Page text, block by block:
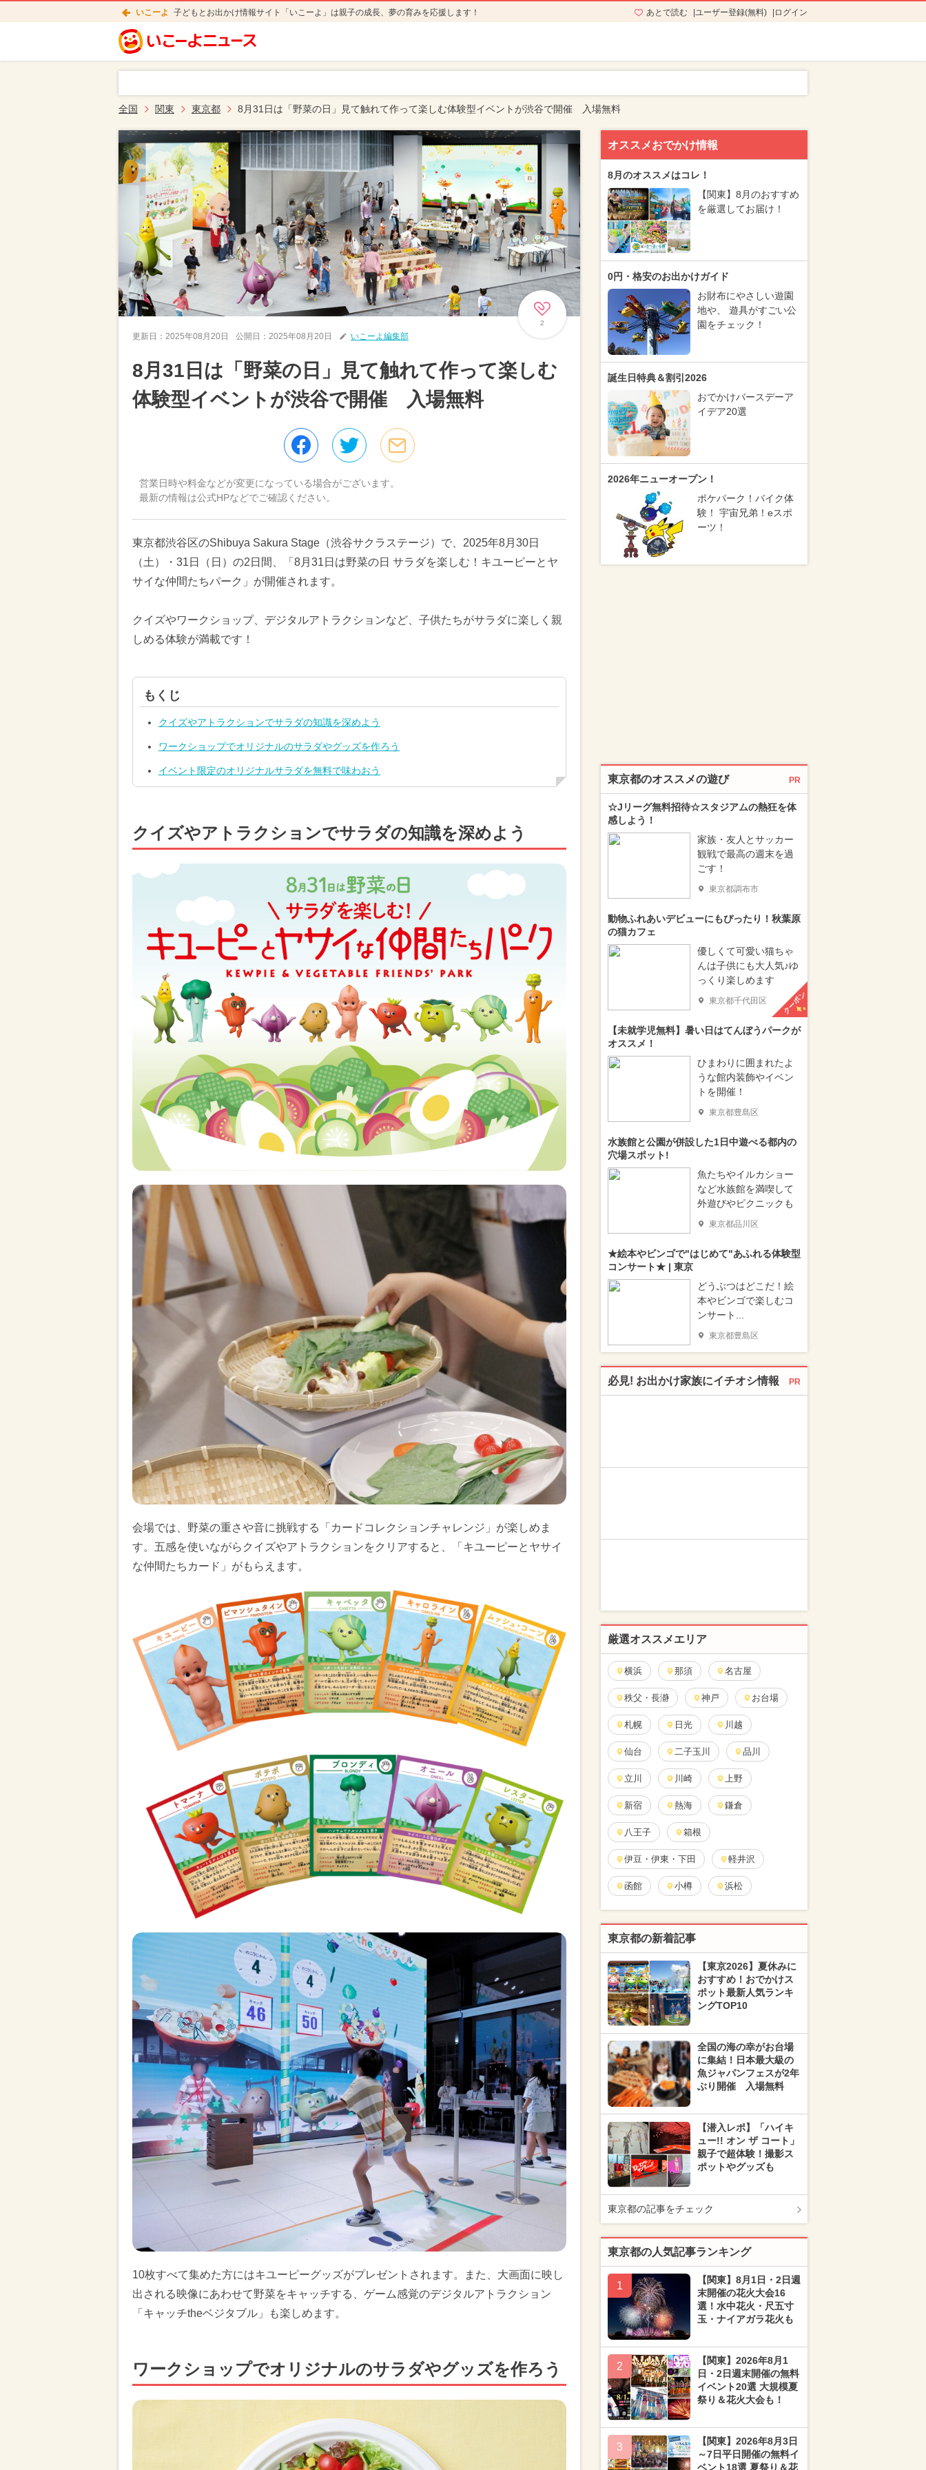
いこーよ 子どもとお出かけ情報サイト「いこーよ」は親子の成長、夢の育みを応援します！ あとで読む ユーザー登録(無料) ログイン
全国 関東 東京都 8月31日は「野菜の日」見て触れて作って楽しむ体験型イベントが渋谷で開催 入場無料
2
更新日： 2025年08月20日 公開日： 2025年08月20日 いこーよ編集部
8月31日は「野菜の日」見て触れて作って楽しむ
体験型イベントが渋谷で開催 入場無料
営業日時や料金などが変更になっている場合がございます。
最新の情報は公式HPなどでご確認ください。
東京都渋谷区のShibuya Sakura Stage（渋谷サクラステージ）で、2025年8月30日
（土）・31日（日）の2日間、「8月31日は野菜の日 サラダを楽しむ！キユーピーとヤ
サイな仲間たちパーク」が開催されます。
クイズやワークショップ、デジタルアトラクションなど、子供たちがサラダに楽しく親
しめる体験が満載です！
もくじ
クイズやアトラクションでサラダの知識を深めよう
ワークショップでオリジナルのサラダやグッズを作ろう
イベント限定のオリジナルサラダを無料で味わおう
クイズやアトラクションでサラダの知識を深めよう
会場では、野菜の重さや音に挑戦する「カードコレクションチャレンジ」が楽しめま
す。五感を使いながらクイズやアトラクションをクリアすると、「キユーピーとヤサイ
な仲間たちカード」がもらえます。
10枚すべて集めた方にはキユーピーグッズがプレゼントされます。また、大画面に映し
出される映像にあわせて野菜をキャッチする、ゲーム感覚のデジタルアトラクション
「キャッチtheベジタブル」も楽しめます。
ワークショップでオリジナルのサラダやグッズを作ろう
オススメおでかけ情報
8月のオススメはコレ！
【関東】8月のおすすめ
を厳選してお届け！
0円・格安のお出かけガイド
お財布にやさしい遊園
地や、 遊具がすごい公
園をチェック！
誕生日特典＆割引2026
おでかけバースデーア
イデア20選
2026年ニューオープン！
ポケパーク！バイク体
験！ 宇宙兄弟！eスポ
ーツ！
東京都のオススメの遊び PR
☆Jリーグ無料招待☆スタジアムの熱狂を体
感しよう！
家族・友人とサッカー
観戦で最高の週末を過
ごす！
東京都調布市
動物ふれあいデビューにもぴったり！秋葉原
の猫カフェ
優しくて可愛い猫ちゃ
んは子供にも大人気♪ゆ
っくり楽しめます
東京都千代田区 クーポン
【未就学児無料】暑い日はてんぼうパークが
オススメ！
ひまわりに囲まれたよ
うな館内装飾やイベン
トを開催！
東京都豊島区
水族館と公園が併設した1日中遊べる都内の
穴場スポット!
魚たちやイルカショー
など水族館を満喫して
外遊びやピクニックも
東京都品川区
★絵本やビンゴで"はじめて"あふれる体験型
コンサート★ | 東京
どうぶつはどこだ！絵
本やビンゴで楽しむコ
ンサート...
東京都豊島区
必見! お出かけ家族にイチオシ情報 PR
厳選オススメエリア
横浜 那須 名古屋
秩父・長瀞 神戸 お台場
札幌 日光 川越
仙台 二子玉川 品川
立川 川崎 上野
新宿 熱海 鎌倉
八王子 箱根
伊豆・伊東・下田 軽井沢
函館 小樽 浜松
東京都の新着記事
【東京2026】夏休みに
おすすめ！おでかけス
ポット最新人気ランキ
ングTOP10
全国の海の幸がお台場
に集結！日本最大級の
魚ジャパンフェスが2年
ぶり開催 入場無料
【潜入レポ】「ハイキ
ュー!! オン ザ コート」
親子で超体験！撮影ス
ポットやグッズも
東京都の記事をチェック
東京都の人気記事ランキング
1
【関東】8月1日・2日週
末開催の花火大会16
選！水中花火・尺五寸
玉・ナイアガラ花火も
2
【関東】2026年8月1
日・2日週末開催の無料
イベント20選 大規模夏
祭り＆花火大会も！
3
【関東】2026年8月3日
～7日平日開催の無料イ
ベント18選 夏祭り＆花